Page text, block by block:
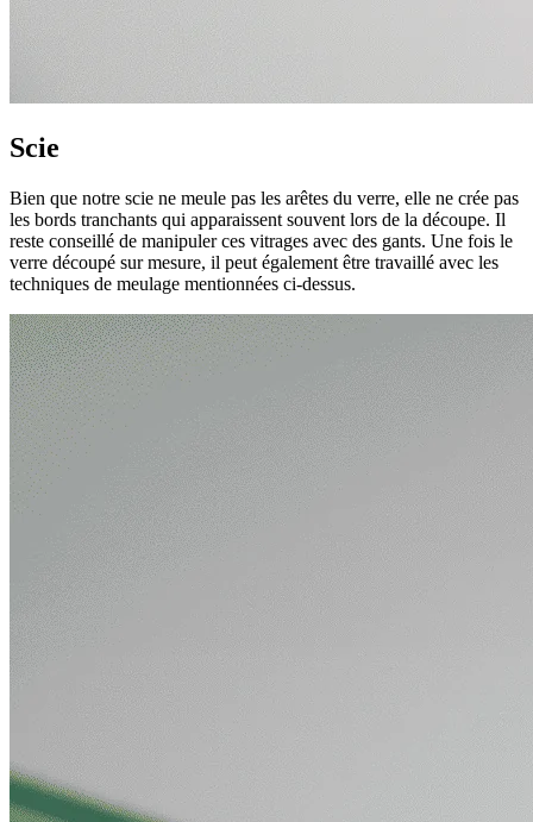
Scie
Bien que notre scie ne meule pas les arêtes du verre, elle ne crée pas
les bords tranchants qui apparaissent souvent lors de la découpe. Il
reste conseillé de manipuler ces vitrages avec des gants. Une fois le
verre découpé sur mesure, il peut également être travaillé avec les
techniques de meulage mentionnées ci-dessus.